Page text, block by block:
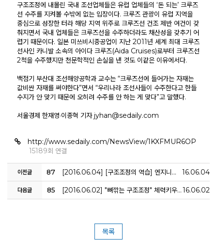
구조조정에 내몰린 국내 조선업체들은 유럽 업체들의 ‘돈 되는’ 크루즈
선 수주를 지켜볼 수밖에 없는 입장이다. 크루즈 관광이 유럽 지역을
중심으로 성장한 터라 해당 지역 위주로 크루즈선 건조 제반 여건이 갖
춰지면서 국내 업체들은 크루즈선을 수주하더라도 채산성을 갖추기 어
렵기 때문이다. 일본 미쓰비시중공업이 지난 2011년 세계 최대 크루즈
선사인 카니발 소속의 아이다 크루즈(Aida Cruises)로부터 크루즈선
2척을 수주했지만 천문학적인 손실을 낸 것도 이같은 이유에서다.
백점기 부산대 조선해양공학과 교수는 “크루즈선에 들어가는 자재는
값비싼 자재를 써야한다”면서 “우리나라 조선사들이 수주한다고 한들
수지가 안 맞기 때문에 오히려 수주를 안 하는 게 맞다”고 말했다.
서울경제 한재영·이종혁 기자jyhan@sedaily.com
http://www.sedaily.com/NewsView/1KXFMUR6OP
15189회 연결
이전글 87 [2016.06.04] [구조조정의 역습] 엔지니어 해외유출, 조선 경쟁력 우려 16.06.04
다음글 85 [2016.06.02] "뼈깎는 구조조정" 체력키우는 글로벌 조선·해운사 16.06.02
목록